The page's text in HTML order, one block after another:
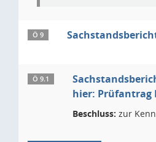
Ö 9
Ö 9.1
hier: Prüfantrag
Beschluss: zur